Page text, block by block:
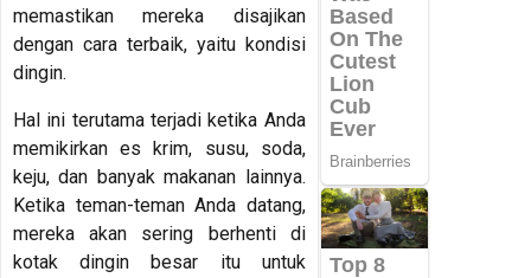
memastikan mereka disajikan
dengan cara terbaik, yaitu kondisi
dingin.
Hal ini terutama terjadi ketika Anda
memikirkan es krim, susu, soda,
keju, dan banyak makanan lainnya.
Ketika teman-teman Anda datang,
mereka akan sering berhenti di
kotak dingin besar itu untuk